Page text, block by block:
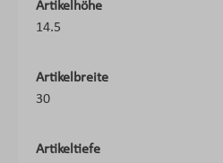
Artikelhöhe
14.5
Artikelbreite
30
Artikeltiefe